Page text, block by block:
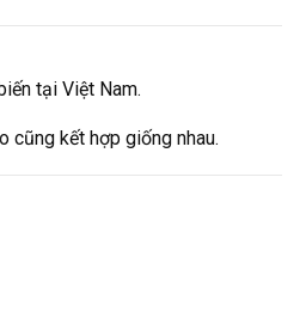
tại Việt Nam.
cũng kết hợp giống nhau.